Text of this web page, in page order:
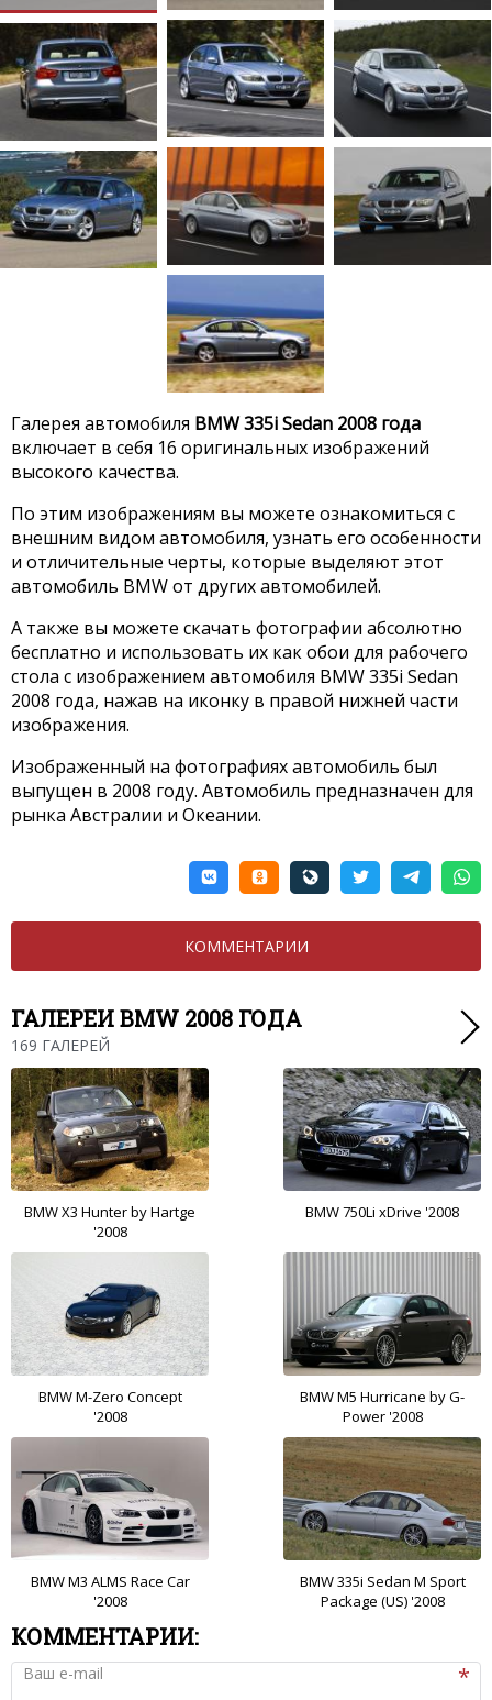
Галерея автомобиля BMW 335i Sedan 2008 года
включает в себя 16 оригинальных изображений
высокого качества.
По этим изображениям вы можете ознакомиться с
внешним видом автомобиля, узнать его особенности
и отличительные черты, которые выделяют этот
автомобиль BMW от других автомобилей.
А также вы можете скачать фотографии абсолютно
бесплатно и использовать их как обои для рабочего
стола с изображением автомобиля BMW 335i Sedan
2008 года, нажав на иконку в правой нижней части
изображения.
Изображенный на фотографиях автомобиль был
выпущен в 2008 году. Автомобиль предназначен для
рынка Австралии и Океании.
КОММЕНТАРИИ
ГАЛЕРЕИ BMW 2008 ГОДА
169 ГАЛЕРЕЙ
BMW X3 Hunter by Hartge
'2008
BMW 750Li xDrive '2008
BMW M-Zero Concept
'2008
BMW M5 Hurricane by G-
Power '2008
BMW M3 ALMS Race Car
'2008
BMW 335i Sedan M Sport
Package (US) '2008
КОММЕНТАРИИ:
Ваш e-mail